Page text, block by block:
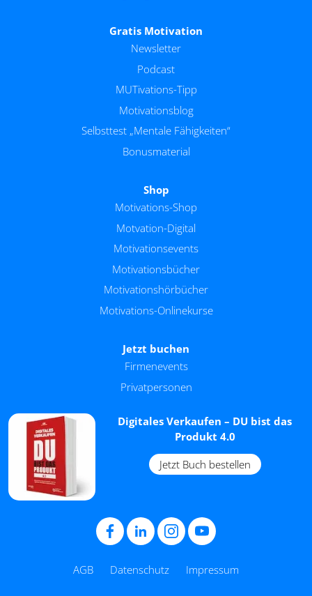
Gratis Motivation
Newsletter
Podcast
MUTivations-Tipp
Motivationsblog
Selbsttest „Mentale Fähigkeiten“
Bonusmaterial
Shop
Motivations-Shop
Motvation-Digital
Motivationsevents
Motivationsbücher
Motivationshörbücher
Motivations-Onlinekurse
Jetzt buchen
Firmenevents
Privatpersonen
Digitales Verkaufen – DU bist das
Produkt 4.0
Jetzt Buch bestellen
AGB Datenschutz Impressum